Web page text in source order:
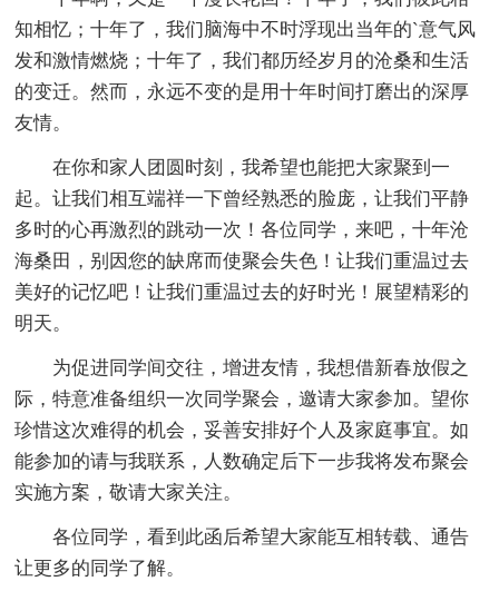
知相忆；十年了，我们脑海中不时浮现出当年的`意气风
发和激情燃烧；十年了，我们都历经岁月的沧桑和生活
的变迁。然而，永远不变的是用十年时间打磨出的深厚
友情。
在你和家人团圆时刻，我希望也能把大家聚到一
起。让我们相互端祥一下曾经熟悉的脸庞，让我们平静
多时的心再激烈的跳动一次！各位同学，来吧，十年沧
海桑田，别因您的缺席而使聚会失色！让我们重温过去
美好的记忆吧！让我们重温过去的好时光！展望精彩的
明天。
为促进同学间交往，增进友情，我想借新春放假之
际，特意准备组织一次同学聚会，邀请大家参加。望你
珍惜这次难得的机会，妥善安排好个人及家庭事宜。如
能参加的请与我联系，人数确定后下一步我将发布聚会
实施方案，敬请大家关注。
各位同学，看到此函后希望大家能互相转载、通告
让更多的同学了解。